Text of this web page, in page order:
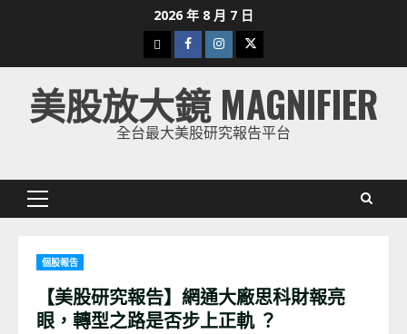
2026 年 8 月 7 日
下
載
美
股
Facebook
Instagram
Twitter
美股放大鏡 MAGNIFIER
全台最大美股研究報告平台
Primary
個股報告
【美股研究報告】網通大廠思科財報亮
眼，轉型之路是否步上正軌 ？